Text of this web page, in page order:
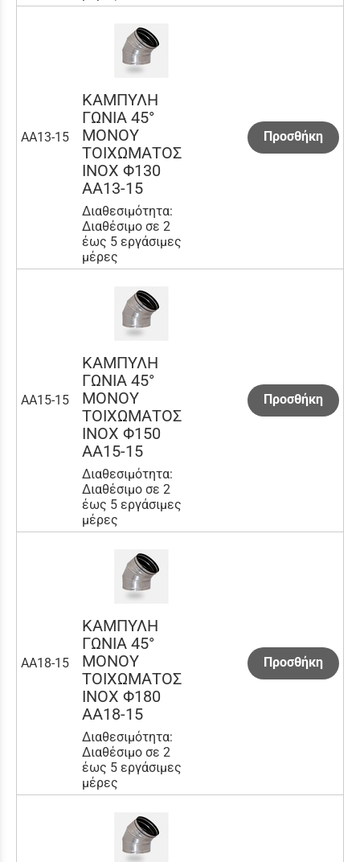
AA13-15
ΚΑΜΠΥΛΗ
ΓΩΝΙΑ 45°
ΜΟΝΟΥ
ΤΟΙΧΩΜΑΤΟΣ
INOX Φ130
AA13-15
Διαθεσιμότητα:
Διαθέσιμο σε 2
έως 5 εργάσιμες
μέρες
Προσθήκη
AA15-15
ΚΑΜΠΥΛΗ
ΓΩΝΙΑ 45°
ΜΟΝΟΥ
ΤΟΙΧΩΜΑΤΟΣ
INOX Φ150
AA15-15
Διαθεσιμότητα:
Διαθέσιμο σε 2
έως 5 εργάσιμες
μέρες
Προσθήκη
AA18-15
ΚΑΜΠΥΛΗ
ΓΩΝΙΑ 45°
ΜΟΝΟΥ
ΤΟΙΧΩΜΑΤΟΣ
INOX Φ180
AA18-15
Διαθεσιμότητα:
Διαθέσιμο σε 2
έως 5 εργάσιμες
μέρες
Προσθήκη